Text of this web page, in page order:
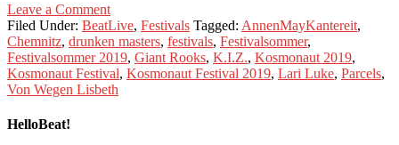
Leave a Comment
Filed Under: BeatLive, Festivals Tagged: AnnenMayKantereit,
Chemnitz, drunken masters, festivals, Festivalsommer,
Festivalsommer 2019, Giant Rooks, K.I.Z., Kosmonaut 2019,
Kosmonaut Festival, Kosmonaut Festival 2019, Lari Luke, Parcels,
Von Wegen Lisbeth
HelloBeat!